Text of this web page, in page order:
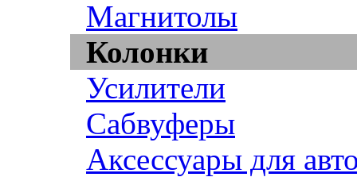
Магнитолы
Колонки
Усилители
Сабвуферы
Аксессуары для